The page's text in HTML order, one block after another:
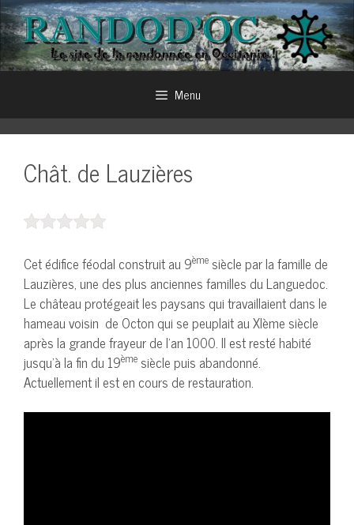
Aller
au
contenu
Menu
Chât. de Lauzières
Cet édifice féodal construit au 9ème siècle par la famille de
Lauzières, une des plus anciennes familles du Languedoc.
Le château protégeait les paysans qui travaillaient dans le
hameau voisin de Octon qui se peuplait au XIème siècle
après la grande frayeur de l’an 1000. Il est resté habité
jusqu’à la fin du 19ème siècle puis abandonné.
Actuellement il est en cours de restauration.